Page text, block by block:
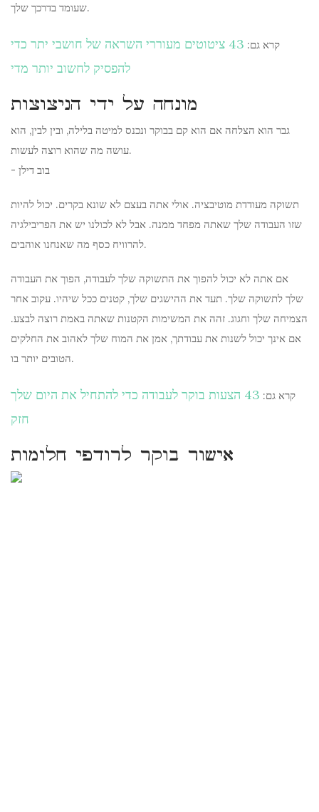
שעומד בדרכך שלך.
קרא גם:
43 ציטוטים מעוררי השראה של חושבי יתר כדי
להפסיק לחשוב יותר מדי
מונחה על ידי הניצוצות
גבר הוא הצלחה אם הוא קם בבוקר ונכנס למיטה בלילה, ובין לבין, הוא
עושה מה שהוא רוצה לעשות.
- בוב דילן
תשוקה מעודדת מוטיבציה. אולי אתה בעצם לא שונא בקרים. יכול להיות
שזו העבודה שלך שאתה מפחד ממנה. אבל לא לכולנו יש את הפריבילגיה
להרוויח כסף מה שאנחנו אוהבים.
אם אתה לא יכול להפוך את התשוקה שלך לעבודה, הפוך את העבודה
שלך לתשוקה שלך. תעד את ההישגים שלך, קטנים ככל שיהיו. עקוב אחר
הצמיחה שלך וחגוג. זהה את המשימות הקטנות שאתה באמת רוצה לבצע.
אם אינך יכול לשנות את עבודתך, אמן את המוח שלך לאהוב את החלקים
הטובים יותר בו.
קרא גם:
43 הצעות בוקר לעבודה כדי להתחיל את היום שלך
חזק
אישור בוקר לרודפי חלומות